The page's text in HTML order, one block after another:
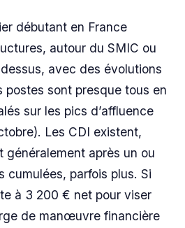
débutant en France
autour du SMIC ou
avec des évolutions
postes sont presque tous en
sur les pics d’affluence
Les CDI existent,
généralement après un ou
cumulées, parfois plus. Si
à 3 200 € net pour viser
de manœuvre financière